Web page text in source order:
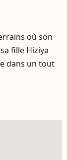
où son
fille Hiziya
dans un tout